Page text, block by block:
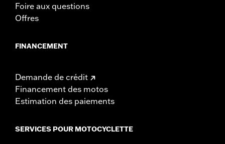
Foire aux questions
Offres
FINANCEMENT
Demande de crédit
Financement des motos
Estimation des paiements
SERVICES POUR MOTOCYCLETTE